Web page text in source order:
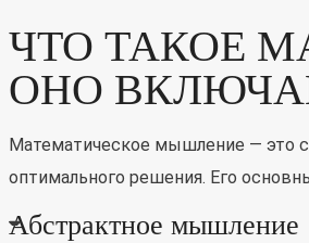
ЧТО ТАКОЕ
ОНО
Математическое мышление — это
оптимального решения. Его
Абстрактное мышление